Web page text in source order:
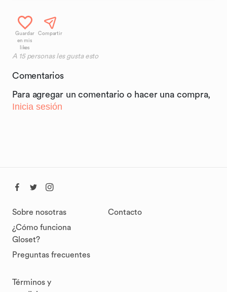
Guardar
en mis
likes
Compartir
A 15personas les gusta esto
Comentarios
Para agregar un comentario o hacer una compra,
Inicia sesión
Sobre nosotras
¿Cómo funciona
Gloset?
Preguntas frecuentes
Contacto
Términos y